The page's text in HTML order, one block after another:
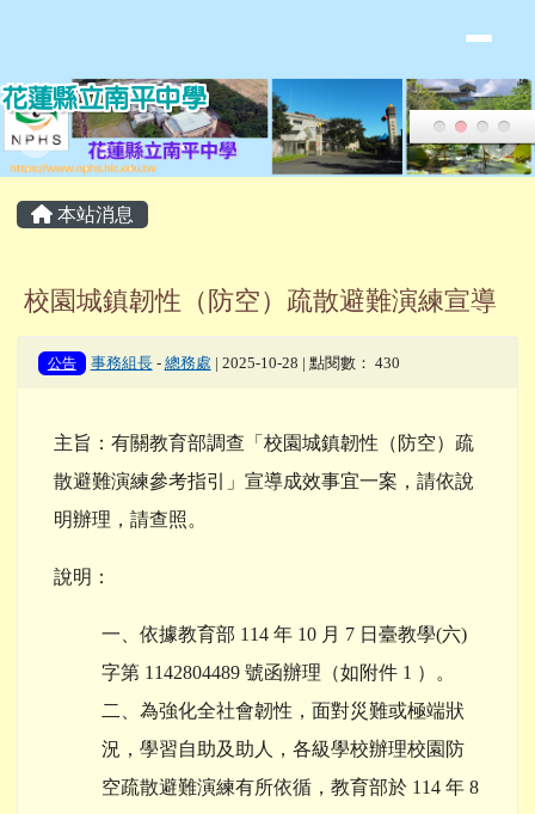
主內容區域
本站消息
校園城鎮韌性（防空）疏散避難演練宣導
公告 事務組長- 總務處 | 2025-10-28 | 點閱數： 430
主旨：有關教育部調查「校園城鎮韌性（防空）疏
散避難演練參考指引」宣導成效事宜一案，請依說
明辦理，請查照。
說明：
一、依據教育部 114 年 10 月 7 日臺教學(六)
字第 1142804489 號函辦理（如附件 1 ）。
二、為強化全社會韌性，面對災難或極端狀
況，學習自助及助人，各級學校辦理校園防
空疏散避難演練有所依循，教育部於 114 年 8
頁尾區域